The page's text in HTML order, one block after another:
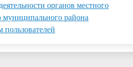
органов местного
муниципального района
пользователей